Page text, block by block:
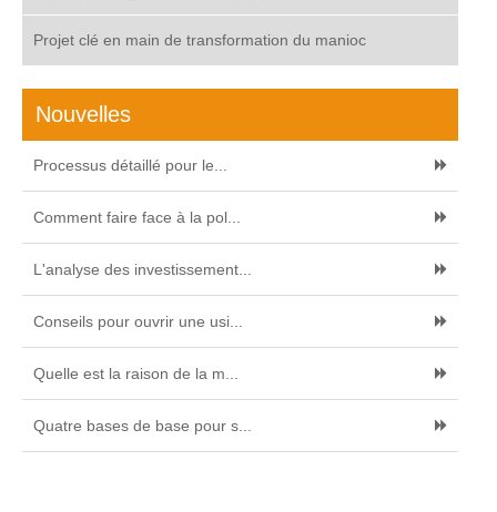
Projet clé en main de transformation du manioc
Nouvelles
Processus détaillé pour le...
Comment faire face à la pol...
L'analyse des investissement...
Conseils pour ouvrir une usi...
Quelle est la raison de la m...
Quatre bases de base pour s...